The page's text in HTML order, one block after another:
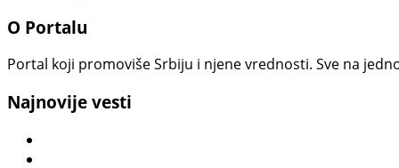
O Portalu
Portal koji promoviše Srbiju i njene vrednosti. Sve na
Najnovije vesti